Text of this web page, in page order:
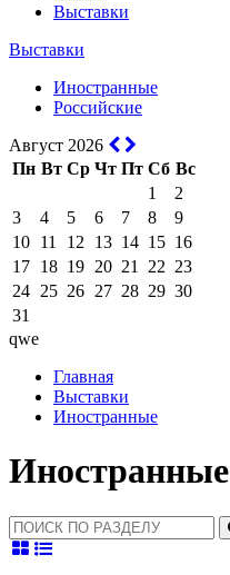
Выставки
Выставки
Иностранные
Российские
Август 2026
Пн Вт Ср Чт Пт Сб Вс
1
2
3
4 5 6 7 8
9
10 11 12 13 14 15 16
17 18 19 20 21 22 23
24 25 26 27 28 29 30
31
qwe
Главная
Выставки
Иностранные
Иностранные